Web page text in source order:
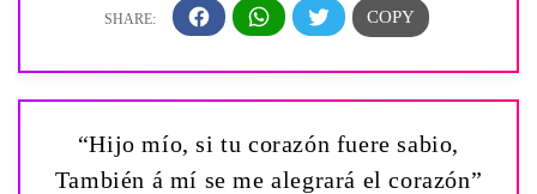
“Hijo mío, si tu corazón fuere sabio,
También á mí se me alegrará el corazón”